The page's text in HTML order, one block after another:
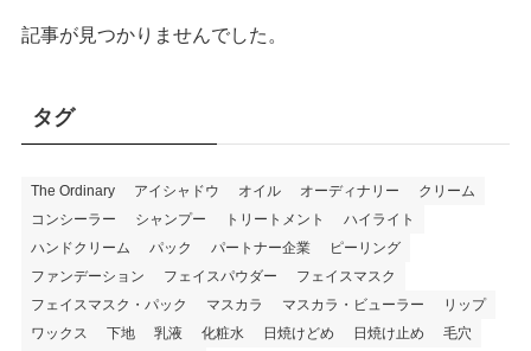
記事が見つかりませんでした。
タグ
The Ordinary アイシャドウ オイル オーディナリー
クリーム
コンシーラー
シャンプー トリートメント
ハイライト
ハンドクリーム
パック パートナー企業
ピーリング
ファンデーション
フェイスパウダー
フェイスマスク
フェイスマスク・パック
マスカラ マスカラ・ビューラー
リップ
ワックス
下地 乳液 化粧水 日焼けどめ 日焼け止め
毛穴